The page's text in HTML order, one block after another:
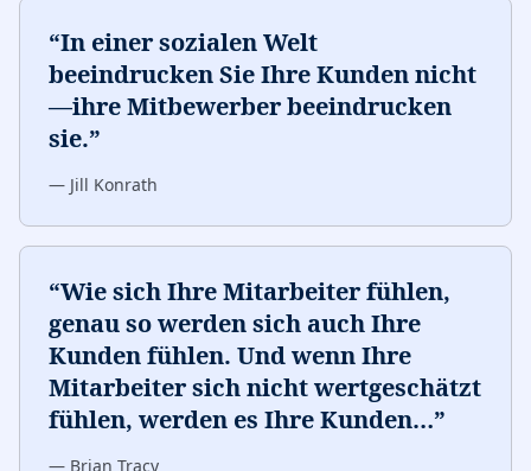
“In einer sozialen Welt
beeindrucken Sie Ihre Kunden nicht
—ihre Mitbewerber beeindrucken
sie.”
— Jill Konrath
“Wie sich Ihre Mitarbeiter fühlen,
genau so werden sich auch Ihre
Kunden fühlen. Und wenn Ihre
Mitarbeiter sich nicht wertgeschätzt
fühlen, werden es Ihre Kunden…”
— Brian Tracy